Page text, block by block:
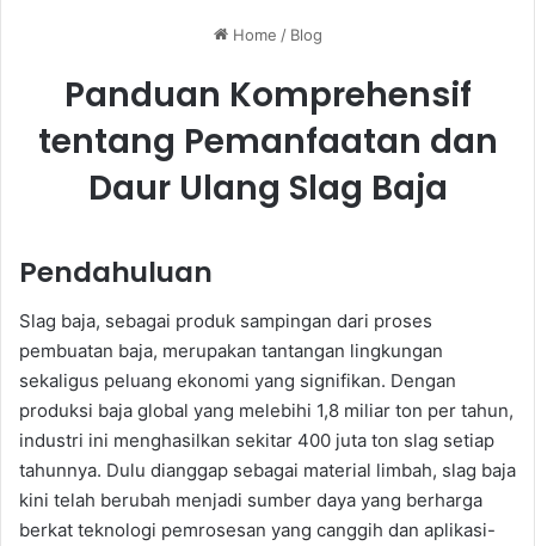
Home / Blog
Panduan Komprehensif
tentang Pemanfaatan dan
Daur Ulang Slag Baja
Pendahuluan
Slag baja, sebagai produk sampingan dari proses
pembuatan baja, merupakan tantangan lingkungan
sekaligus peluang ekonomi yang signifikan. Dengan
produksi baja global yang melebihi 1,8 miliar ton per tahun,
industri ini menghasilkan sekitar 400 juta ton slag setiap
tahunnya. Dulu dianggap sebagai material limbah, slag baja
kini telah berubah menjadi sumber daya yang berharga
berkat teknologi pemrosesan yang canggih dan aplikasi-